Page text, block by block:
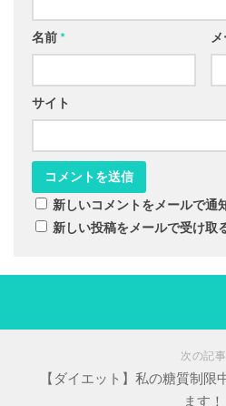
名前*
サイト
新しいコメントをメールで通
新しい投稿をメールで受け取
次の記事
【ダイエット】私の糖質制限
ます！